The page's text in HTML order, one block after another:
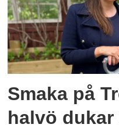
Smaka på
halvö